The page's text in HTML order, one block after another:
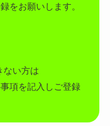
をお願いします。
ない方は
項を記入しご登録